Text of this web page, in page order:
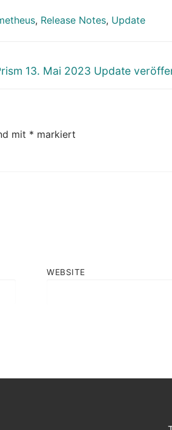
, Release Notes, Update
13. Mai 2023 Update
mit * markiert
WEBSITE